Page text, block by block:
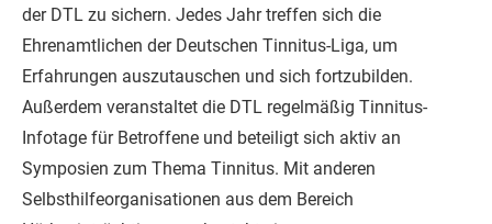
der DTL zu sichern. Jedes Jahr treffen sich die
Ehrenamtlichen der Deutschen Tinnitus-Liga, um
Erfahrungen auszutauschen und sich fortzubilden.
Außerdem veranstaltet die DTL regelmäßig Tinnitus-
Infotage für Betroffene und beteiligt sich aktiv an
Symposien zum Thema Tinnitus. Mit anderen
Selbsthilfeorganisationen aus dem Bereich